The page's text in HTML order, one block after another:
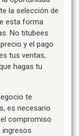
la selección de
esta forma
No titubees
y el pago
tus ventas,
hagas tu
te
es necesario
compromiso
ingresos